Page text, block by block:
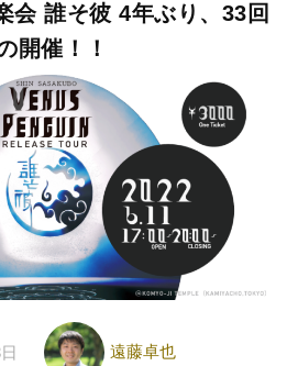
会 誰そ彼 4年ぶり、33回
開催！！
遠藤卓也